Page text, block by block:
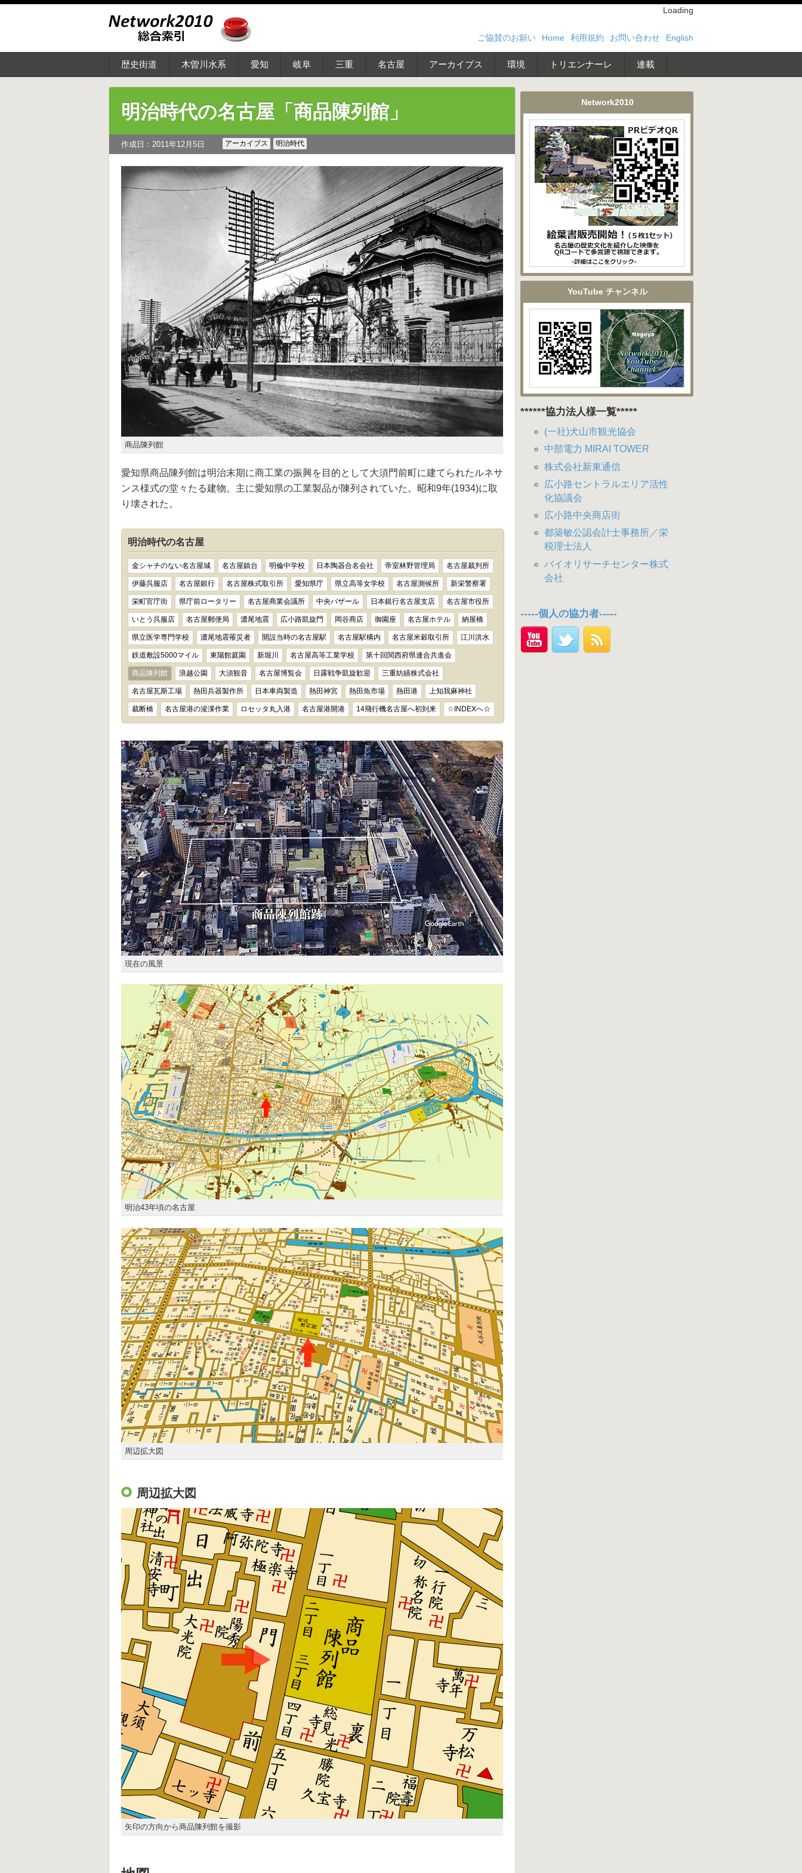
Loading
ご協賛のお願い Home 利用規約 お問い合わせ English
歴史街道 木曽川水系 愛知 岐阜 三重 名古屋 アーカイブス 環境 トリエンナーレ 連載
明治時代の名古屋「商品陳列館」
作成日：2011年12月5日 アーカイブス 明治時代
商品陳列館
愛知県商品陳列館は明治末期に商工業の振興を目的として大須門前町に建てられたルネサ
ンス様式の堂々たる建物。主に愛知県の工業製品が陳列されていた。昭和9年(1934)に取
り壊された。
明治時代の名古屋
金シャチのない名古屋城 名古屋鎮台 明倫中学校 日本陶器合名会社 帝室林野管理局 名古屋裁判所
伊藤呉服店 名古屋銀行 名古屋株式取引所 愛知県庁 県立高等女学校 名古屋測候所 新栄警察署
栄町官庁街 県庁前ロータリー 名古屋商業会議所 中央バザール 日本銀行名古屋支店 名古屋市役所
いとう呉服店 名古屋郵便局 濃尾地震 広小路凱旋門 岡谷商店 御園座 名古屋ホテル 納屋橋
県立医学専門学校 濃尾地震罹災者 開設当時の名古屋駅 名古屋駅構内 名古屋米穀取引所 江川洪水
鉄道敷設5000マイル 東陽館庭園 新堀川 名古屋高等工業学校 第十回関西府県連合共進会
商品陳列館 浪越公園 大須観音 名古屋博覧会 日露戦争凱旋歓迎 三重紡績株式会社
名古屋瓦斯工場 熱田兵器製作所 日本車両製造 熱田神宮 熱田魚市場 熱田港 上知我麻神社
裁断橋 名古屋港の浚渫作業 ロセッタ丸入港 名古屋港開港 14飛行機名古屋へ初到来 ☆INDEXへ☆
現在の風景
明治43年頃の名古屋
周辺拡大図
周辺拡大図
矢印の方向から商品陳列館を撮影
Network2010
YouTube チャンネル
******協力法人様一覧*****
(一社)犬山市観光協会
中部電力 MIRAI TOWER
株式会社新東通信
広小路セントラルエリア活性
化協議会
広小路中央商店街
都築敏公認会計士事務所／栄
税理士法人
バイオリサーチセンター株式
会社
-----個人の協力者-----